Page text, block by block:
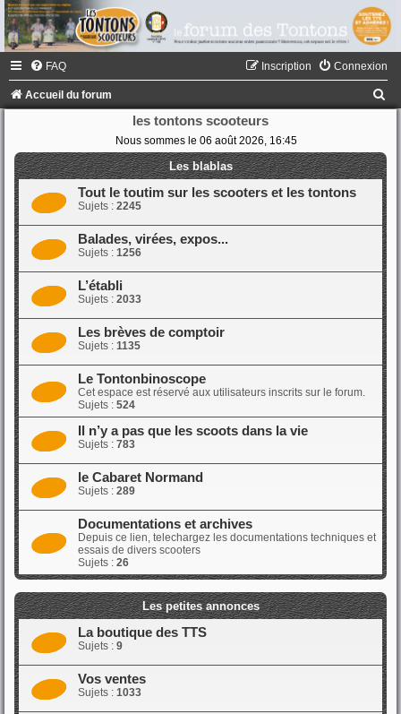
FAQ Connexion
Inscription
Accueil du forum
les tontons scooteurs
Nous sommes le 06 août 2026, 16:45
Les blablas
Tout le toutim sur les scooters et les tontons
Sujets : 2245
Balades, virées, expos...
Sujets : 1256
L’établi
Sujets : 2033
Les brèves de comptoir
Sujets : 1135
Le Tontonbinoscope
Cet espace est réservé aux utilisateurs inscrits sur le forum.
Sujets : 524
Il n’y a pas que les scoots dans la vie
Sujets : 783
le Cabaret Normand
Sujets : 289
Documentations et archives
Depuis ce lien, telechargez les documentations techniques et
essais de divers scooters
Sujets : 26
Les petites annonces
La boutique des TTS
Sujets : 9
Vos ventes
Sujets : 1033